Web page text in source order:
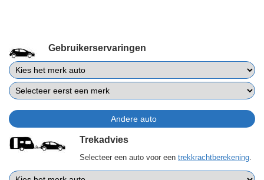
Gebruikerservaringen
Trekadvies
Selecteer een auto voor een trekkrachtberekening.